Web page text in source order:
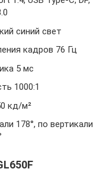
синий свет
кадров 76 Гц
5 мс
1000:1
кд/м²
178°, по вертикали